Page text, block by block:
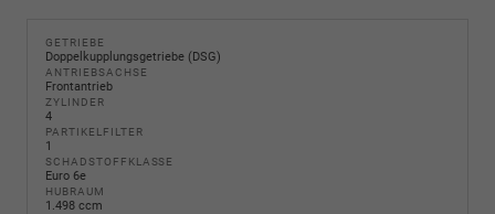
GETRIEBE
Doppelkupplungsgetriebe (DSG)
ANTRIEBSACHSE
Frontantrieb
ZYLINDER
4
PARTIKELFILTER
1
SCHADSTOFFKLASSE
Euro 6e
HUBRAUM
1.498 ccm